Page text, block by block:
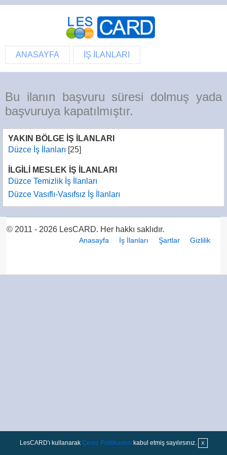
ANASAYFA İŞ İLANLARI
Bu ilanın başvuru süresi dolmuş yada
başvuruya kapatılmıştır.
YAKIN BÖLGE İŞ İLANLARI
Düzce İş İlanları [25]
İLGİLİ MESLEK İŞ İLANLARI
Düzce Temizlik İş İlanları
Düzce Vasıflı-Vasıfsız İş İlanları
© 2011 - 2026 LesCARD. Her hakkı saklıdır.
Anasayfa İş İlanları Şartlar Gizlilik
LesCARD'ı kullanarak Çerez Politikamızı kabul etmiş sayılırsınız. X